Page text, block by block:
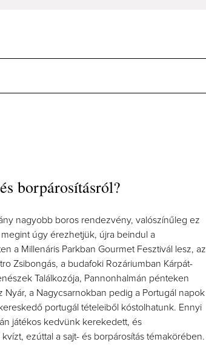
borpárosításról?
nagyobb boros rendezvény, valószínűleg ez
úgy érezhetjük, újra beindul a
a Millenáris Parkban Gourmet Fesztivál lesz, az
Zsibongás, a budafoki Rozáriumban Kárpát-
Találkozója, Pannonhalmán pénteken
Nyár, a Nagycsarnokban pedig a Portugál napok
portugál tételeiből kóstolhatunk. Ennyi
játékos kedvünk kerekedett, és
ezúttal a sajt- és borpárosítás témakörében.